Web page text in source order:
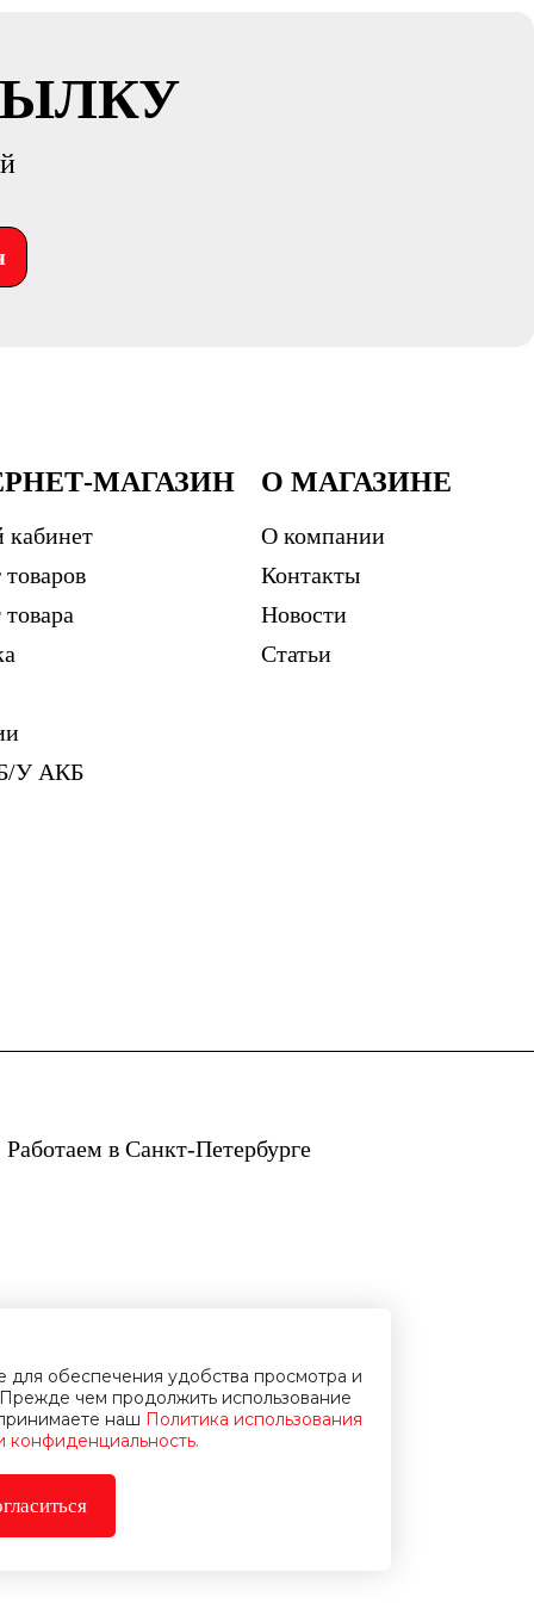
МАГАЗИН
товаров
У АКБ
О МАГАЗИНЕ
О компании
Контакты
Новости
Статьи
в Санкт-Петербурге
обеспечения удобства просмотра и
чем продолжить использование
наш Политика использования
конфиденциальность.